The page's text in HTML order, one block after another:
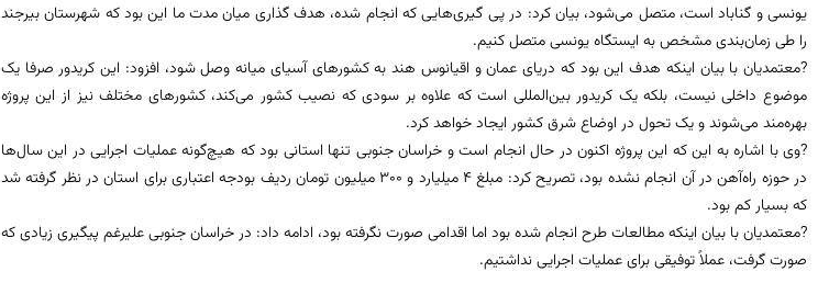
یونسی و گناباد است، متصل می‌شود، بیان کرد: در پی گیری‌هایی که انجام شده، هدف گذاری میان مدت ما این بود که شهرستان بیرجند
را طی زمان‌بندی مشخص به ایستگاه یونسی متصل کنیم.
?معتمدیان با بیان اینکه هدف این بود که دریای عمان و اقیانوس هند به کشورهای آسیای میانه وصل شود، افزود: این کریدور صرفا یک
موضوع داخلی نیست، بلکه یک کریدور بین‌المللی است که علاوه بر سودی که نصیب کشور می‌کند، کشورهای مختلف نیز از این پروژه
بهره‌مند می‌شوند و یک تحول در اوضاع شرق کشور ایجاد خواهد کرد.
?وی با اشاره به این که این پروژه اکنون در حال انجام است و خراسان جنوبی تنها استانی بود که هیچ‌گونه عملیات اجرایی در این سال‌ها
در حوزه راه‌آهن در آن انجام نشده بود، تصریح کرد: مبلغ 4 میلیارد و 300 میلیون تومان ردیف بودجه اعتباری برای استان در نظر گرفته شد
که بسیار کم بود.
?معتمدیان با بیان اینکه مطالعات طرح انجام شده بود اما اقدامی صورت نگرفته بود، ادامه داد: در خراسان جنوبی علیرغم پیگیری زیادی که
صورت گرفت، عملاً توفیقی برای عملیات اجرایی نداشتیم.